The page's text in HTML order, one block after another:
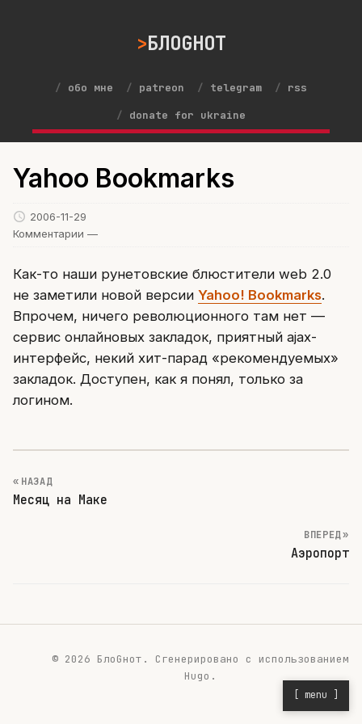
БЛОGНОТ
обо мне patreon telegram
rss
donate for ukraine
Yahoo Bookmarks
2006-11-29
Комментарии —
Как-то наши рунетовские блюстители web 2.0
не заметили новой версии Yahoo! Bookmarks.
Впрочем, ничего революционного там нет —
сервис онлайновых закладок, приятный ajax-
интерфейс, некий хит-парад «рекомендуемых»
закладок. Доступен, как я понял, только за
логином.
« НАЗАД
Месяц на Маке
ВПЕРЕД »
Аэропорт
[ menu ]
© 2026 БлоGнот. Сгенерировано с использованием
Hugo .